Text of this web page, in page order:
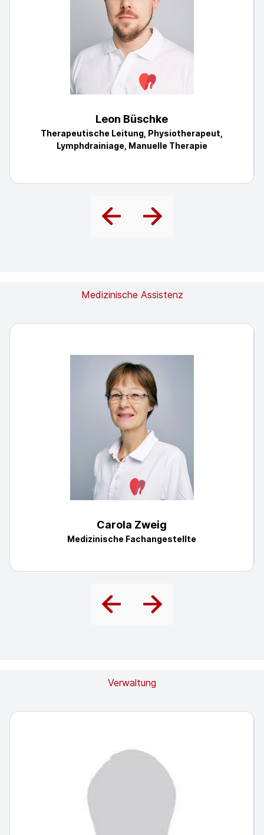
Leon Büschke
Therapeutische Leitung, Physiotherapeut,
Lymphdrainiage, Manuelle Therapie
Medizinische Assistenz
Carola Zweig
Medizinische Fachangestellte
Verwaltung